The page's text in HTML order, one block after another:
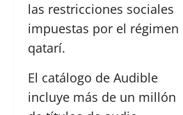
las restricciones sociales
impuestas por el régimen
qatarí.
El catálogo de Audible
incluye más de un millón